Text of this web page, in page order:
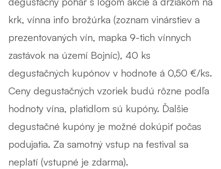
krk, vínna info brožúrka (zoznam vinárstiev a
prezentovaných vín, mapka 9-tich vínnych
zastávok na území Bojníc), 40 ks
degustačných kupónov v hodnote á 0,50 €/ks.
Ceny degustačných vzoriek budú rôzne podľa
hodnoty vína, platidlom sú kupóny. Ďalšie
degustačné kupóny je možné dokúpiť počas
podujatia. Za samotný vstup na festival sa
neplatí (vstupné je zdarma).